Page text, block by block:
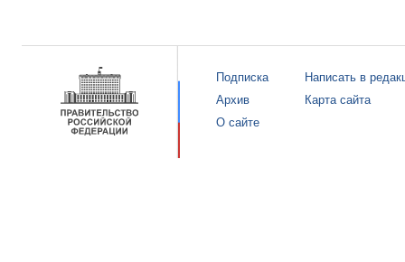
Подписка
Архив
О сайте
Написать в
Карта сайта